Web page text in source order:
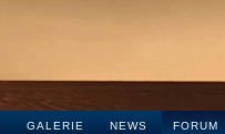
GALERIE NEWS FORUM